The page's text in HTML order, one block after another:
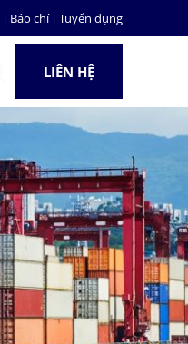
| Báo chí | Tuyển dụng
LIÊN HỆ